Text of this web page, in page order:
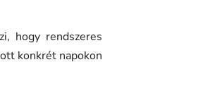
hogy rendszeres
konkrét napokon